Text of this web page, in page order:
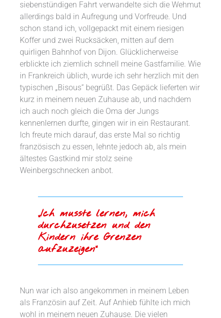
siebenstündigen Fahrt verwandelte sich die Wehmut
allerdings bald in Aufregung und Vorfreude. Und
schon stand ich, vollgepackt mit einem riesigen
Koffer und zwei Rucksäcken, mitten auf dem
quirligen Bahnhof von Dijon. Glücklicherweise
erblickte ich ziemlich schnell meine Gastfamilie. Wie
in Frankreich üblich, wurde ich sehr herzlich mit den
typischen „Bisous“ begrüßt. Das Gepäck lieferten wir
kurz in meinem neuen Zuhause ab, und nachdem
ich auch noch gleich die Oma der Jungs
kennenlernen durfte, gingen wir in ein Restaurant.
Ich freute mich darauf, das erste Mal so richtig
französisch zu essen, lehnte jedoch ab, als mein
ältestes Gastkind mir stolz seine
Weinbergschnecken anbot.
„Ich musste lernen, mich
durchzusetzen und den
Kindern ihre Grenzen
aufzuzeigen“
Nun war ich also angekommen in meinem Leben
als Französin auf Zeit. Auf Anhieb fühlte ich mich
wohl in meinem neuen Zuhause. Die vielen